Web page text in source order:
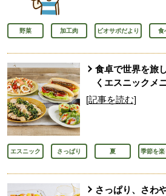
野菜 加工肉 ビオサポだより 食
食卓で世界を旅
くエスニックメ
[記事を読む]
エスニック さっぱり 夏 季節を楽
さっぱり、さわ